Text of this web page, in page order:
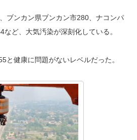
ブンカン県ブンカン市280、ナコンパ
など、大気汚染が深刻化している。
健康に問題がないレベルだった。